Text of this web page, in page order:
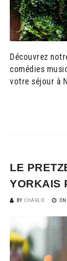
Découvrez
comédies
votre séjour à
LE
YORKAIS
BY CHARLIE ON